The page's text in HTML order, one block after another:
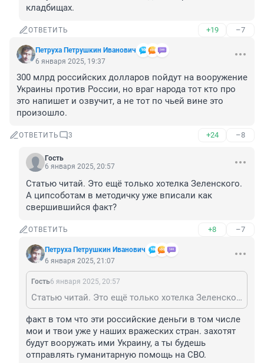
кладбищах.
ОТВЕТИТЬ +19 –7
Петруха Петрушкин Иванович
6 января 2025, 19:37
300 млрд российских долларов пойдут на вооружение
Украины против России, но враг народа тот кто про
это напишет и озвучит, а не тот по чьей вине это
произошло.
ОТВЕТИТЬ 3 +24 –8
Гость
6 января 2025, 20:57
Статью читай. Это ещё только хотелка Зеленского.
А ципсоботам в методичку уже вписали как
свершившийся факт?
ОТВЕТИТЬ +8 –7
Петруха Петрушкин Иванович
6 января 2025, 21:07
Гость6 января 2025, 20:57
Статью читай. Это ещё только хотелка Зеленского. А ципсоботам в методичку уже вписали как свершившийся факт?
факт в том что эти российские деньги в том числе
мои и твои уже у наших вражеских стран. захотят
будут вооружать ими Украину, а ты будешь
отправлять гуманитарную помощь на СВО.